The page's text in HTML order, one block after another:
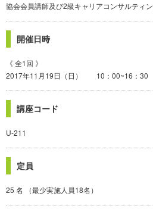
協会会員講師及び2級キャリアコンサルティ
開催日時
《 全1回 》
2017年11月19日（日） 10：00~16：30
講座コード
U-211
定員
25 名 （最少実施人員18名）